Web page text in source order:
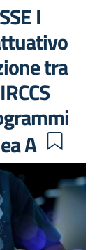
I
tra
A